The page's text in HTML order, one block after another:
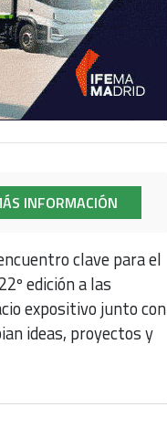
INFORMACIÓN
clave para el
edición a las
expositivo junto con
ideas, proyectos y